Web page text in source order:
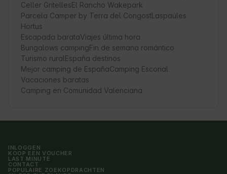
Celler GritellesEl Rancho Wakepark
Parcela Camper by Terra del CongostLaspaúles
Hortus
Escapada barataViajes última hora
Bungalows campingFin de semana romántico
Turismo ruralEspaña destinos
Mejor camping de EspañaCamping Escorial
Vacaciones baratas
Camping en Comunidad Valenciana
INLOGGEN
KOOP EEN VOUCHER
LAST MINUTE
CONTACT
POPULAIRE ZOEKOPDRACHTEN